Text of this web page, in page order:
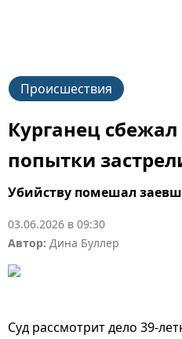
Происшествия
Курганец
попытки
Убийству помешал
03.06.2026 в 09:30
Автор: Дина Буллер
Суд рассмотрит дело 39-